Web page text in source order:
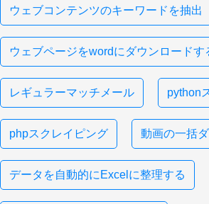
ウェブコンテンツのキーワードを抽出
ウェブページをwordにダウンロードす
レギュラーマッチメール python
phpスクレイピング 動画の一括
データを自動的にExcelに整理する